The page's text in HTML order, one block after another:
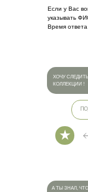
Если у Вас
указывать
Время
ХОЧУ
КОЛЛЕКЦИИ !
★
А ТЫ ЗНАЛ,